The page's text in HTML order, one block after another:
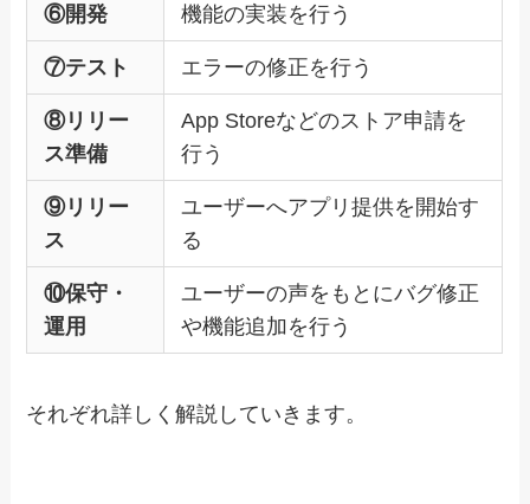
⑥開発 機能の実装を行う
⑦テスト エラーの修正を行う
⑧リリー
ス準備
App Storeなどのストア申請を
行う
⑨リリー
ス
ユーザーへアプリ提供を開始す
る
⑩保守・
運用
ユーザーの声をもとにバグ修正
や機能追加を行う
それぞれ詳しく解説していきます。